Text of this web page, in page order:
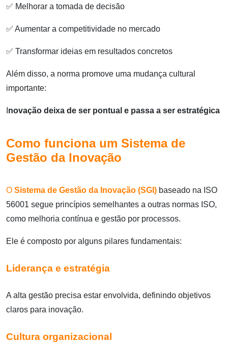
✅ Melhorar a tomada de decisão
✅ Aumentar a competitividade no mercado
✅ Transformar ideias em resultados concretos
Além disso, a norma promove uma mudança cultural
importante:
novação deixa de ser pontual e passa a ser estratégica
Como funciona um Sistema de
Gestão da Inovação
O Sistema de Gestão da Inovação (SGI) baseado na ISO
56001 segue princípios semelhantes a outras normas ISO,
como melhoria contínua e gestão por processos.
Ele é composto por alguns pilares fundamentais:
Liderança e estratégia
A alta gestão precisa estar envolvida, definindo objetivos
claros para inovação.
Cultura organizacional